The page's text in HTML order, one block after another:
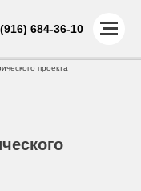
684-36-10
проекта